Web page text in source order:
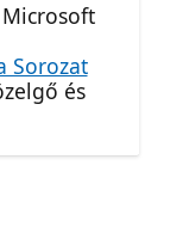
Sorozat
és